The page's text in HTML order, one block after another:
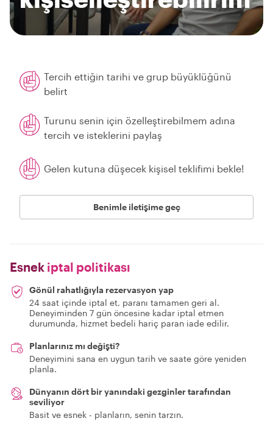
Tercih ettiğin tarihi ve grup büyüklüğünü
belirt
Turunu senin için özelleştirebilmem adına
tercih ve isteklerini paylaş
Gelen kutuna düşecek kişisel teklifimi bekle!
Benimle iletişime geç
Esnek iptal politikası
Gönül rahatlığıyla rezervasyon yap
24 saat içinde iptal et, paranı tamamen geri al.
Deneyiminden 7 gün öncesine kadar iptal etmen
durumunda, hizmet bedeli hariç paran iade edilir.
Planlarınız mı değişti?
Deneyimini sana en uygun tarih ve saate göre yeniden
planla.
Dünyanın dört bir yanındaki gezginler tarafından
seviliyor
Basit ve esnek - planların, senin tarzın.